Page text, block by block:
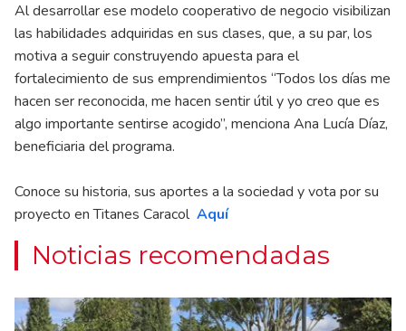
Al desarrollar ese modelo cooperativo de negocio visibilizan
las habilidades adquiridas en sus clases, que, a su par, los
motiva a seguir construyendo apuesta para el
fortalecimiento de sus emprendimientos “Todos los días me
hacen ser reconocida, me hacen sentir útil y yo creo que es
algo importante sentirse acogido”, menciona Ana Lucía Díaz,
beneficiaria del programa.
Conoce su historia, sus aportes a la sociedad y vota por su
proyecto en Titanes Caracol Aquí
Noticias recomendadas